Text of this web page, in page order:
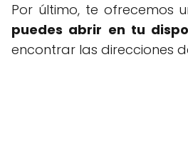
Por último, te ofrecemos
puedes abrir en tu
encontrar las direcciones